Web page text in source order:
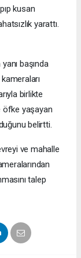
kusan
yarattı.
başında
birlikte
öfke yaşayan
belirtti.
ve mahalle
talep